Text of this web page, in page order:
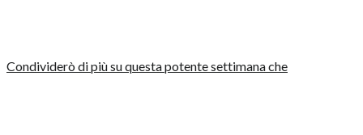
Condividerò di più su questa potente settimana che